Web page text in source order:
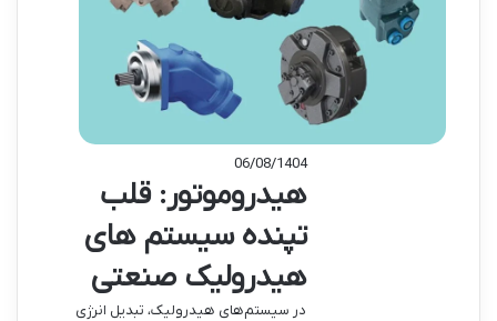
06/08/1404
هیدروموتور: قلب
تپنده سیستم های
هیدرولیک صنعتی
در سیستم‌های هیدرولیک، تبدیل انرژی